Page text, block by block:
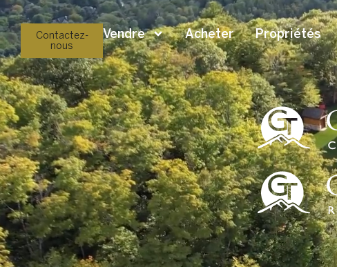
Contactez-
nous
Vendre Acheter Propriétés